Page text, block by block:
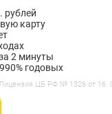
рублей
карту
2 минуты
годовых
ЦБ РФ № 1326 от 16.